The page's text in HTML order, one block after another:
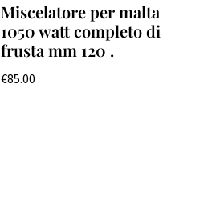
Miscelatore per malta
1050 watt completo di
frusta mm 120 .
€85.00